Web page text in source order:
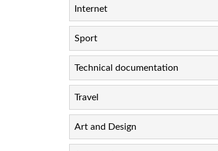
Internet
Sport
Technical documentation
Travel
Art and Design